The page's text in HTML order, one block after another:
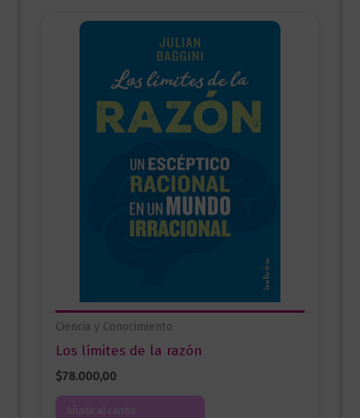
Ciencia y Conocimiento
Los límites de la razón
$78.000,00
Añadir al carrito